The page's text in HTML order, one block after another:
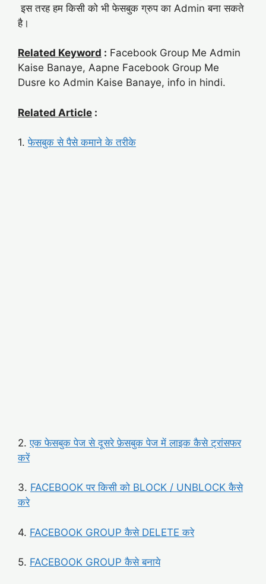
इस तरह हम किसी को भी फेसबुक ग्रुप का Admin बना सकते
है।
Related Keyword : Facebook Group Me Admin
Kaise Banaye, Aapne Facebook Group Me
Dusre ko Admin Kaise Banaye, info in hindi.
Related Article :
1.फेसबुक से पैसे कमाने के तरीके
2.एक फेसबुक पेज से दूसरे फ़ेसबुक पेज में लाइक कैसे ट्रांसफर
करें
3. FACEBOOK पर किसी को BLOCK / UNBLOCK कैसे
करे
4. FACEBOOK GROUP कैसे DELETE करे
5. FACEBOOK GROUP कैसे बनाये